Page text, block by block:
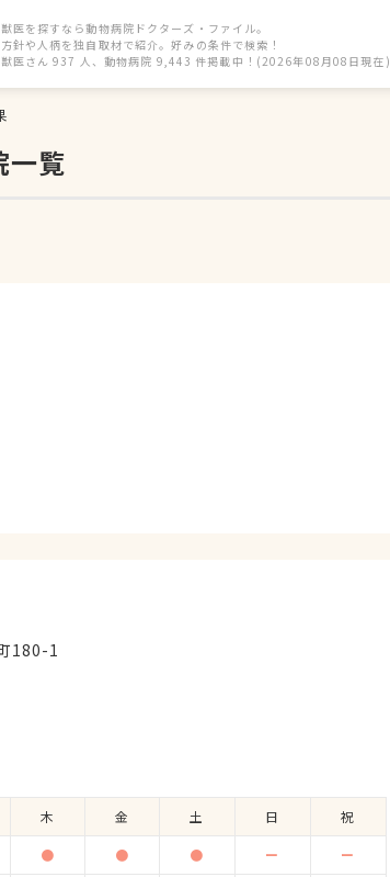
医を探すなら動物病院ドクターズ・ファイル。
針や人柄を独自取材で紹介。好みの条件で検索！
医さん 937 人、動物病院 9,443 件掲載中！(2026年08月08日現在)
一覧
180-1
木 金 土 日 祝
● ● ● ー ー